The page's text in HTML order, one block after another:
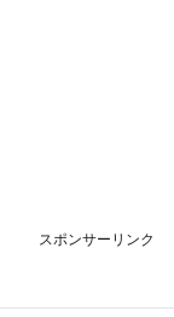
スポンサーリンク